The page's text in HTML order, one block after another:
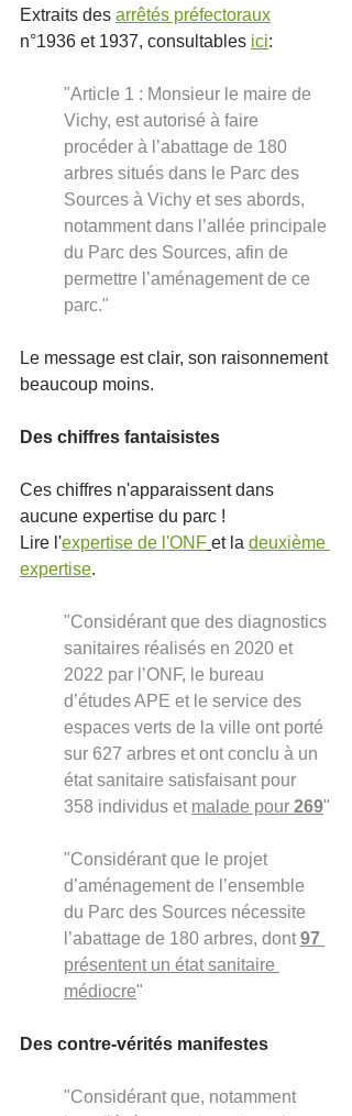
Extraits des arrêtés préfectoraux
n°1936 et 1937, consultables ici:
"Article 1 : Monsieur le maire de
Vichy, est autorisé à faire
procéder à l’abattage de 180
arbres situés dans le Parc des
Sources à Vichy et ses abords,
notamment dans l’allée principale
du Parc des Sources, afin de
permettre l’aménagement de ce
parc."
Le message est clair, son raisonnement
beaucoup moins.
Des chiffres fantaisistes
Ces chiffres n'apparaissent dans
aucune expertise du parc !
Lire l'expertise de l'ONF et la deuxième
expertise.
"Considérant que des diagnostics
sanitaires réalisés en 2020 et
2022 par l’ONF, le bureau
d’études APE et le service des
espaces verts de la ville ont porté
sur 627 arbres et ont conclu à un
état sanitaire satisfaisant pour
358 individus et malade pour 269"
"Considérant que le projet
d’aménagement de l’ensemble
du Parc des Sources nécessite
l’abattage de 180 arbres, dont 97
présentent un état sanitaire
médiocre"
Des contre-vérités manifestes
"Considérant que, notamment